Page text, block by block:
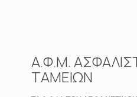
Α.Φ.Μ.
ΤΑΜΕΙΩΝ